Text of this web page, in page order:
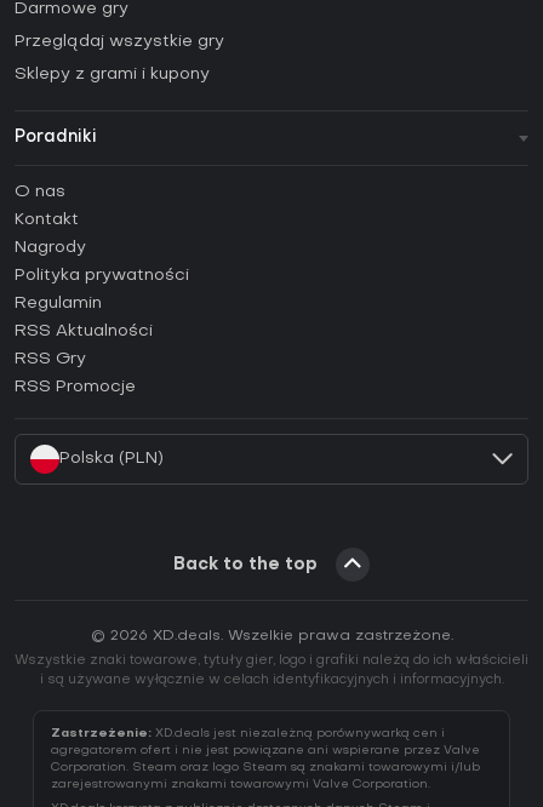
Darmowe gry
Przeglądaj wszystkie gry
Sklepy z grami i kupony
Poradniki
Poradniki
Jak aktywować klucz Steam (CD Key)?
Jak aktywować klucz Epic Games (CD Key)?
Jak aktywować klucz GOG (CD Key)?
Jak aktywować klucz Ubisoft Connect (CD Key)?
Jak aktywować klucz EA App (CD Key)?
O nas
Kontakt
Nagrody
Polityka prywatności
Regulamin
RSS Aktualności
RSS Gry
RSS Promocje
Polska (PLN)
Back to the top
© 2026 XD.deals. Wszelkie prawa zastrzeżone.
Wszystkie znaki towarowe, tytuły gier, logo i grafiki należą do ich właścicieli
i są używane wyłącznie w celach identyfikacyjnych i informacyjnych.
Zastrzeżenie: XD.deals jest niezależną porównywarką cen i
agregatorem ofert i nie jest powiązane ani wspierane przez Valve
Corporation. Steam oraz logo Steam są znakami towarowymi i/lub
zarejestrowanymi znakami towarowymi Valve Corporation.